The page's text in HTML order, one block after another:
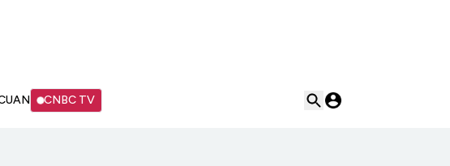
CNBC TV